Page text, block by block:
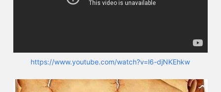
https://www.youtube.com/watch?v=l6-djNKEhkw